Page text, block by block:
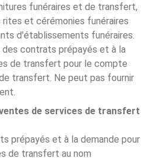
funéraires et de transfert,
et cérémonies funéraires
d'établissements funéraires.
contrats prépayés et à la
de transfert pour le compte
transfert. Ne peut pas fournir
de services de transfert
prépayés et à la demande pour
de transfert au nom